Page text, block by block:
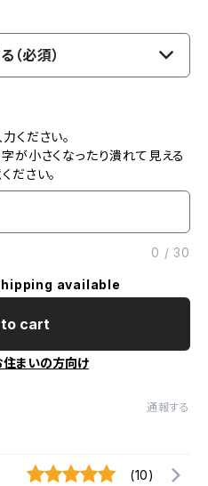
（必須）
ください。
が小さくなったり潰れて見える
ださい。
0 /30
available
cart
まいの方向け
通報する
(10)